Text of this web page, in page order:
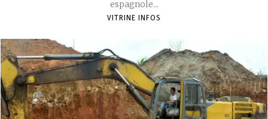
espagnole...
VITRINE INFOS